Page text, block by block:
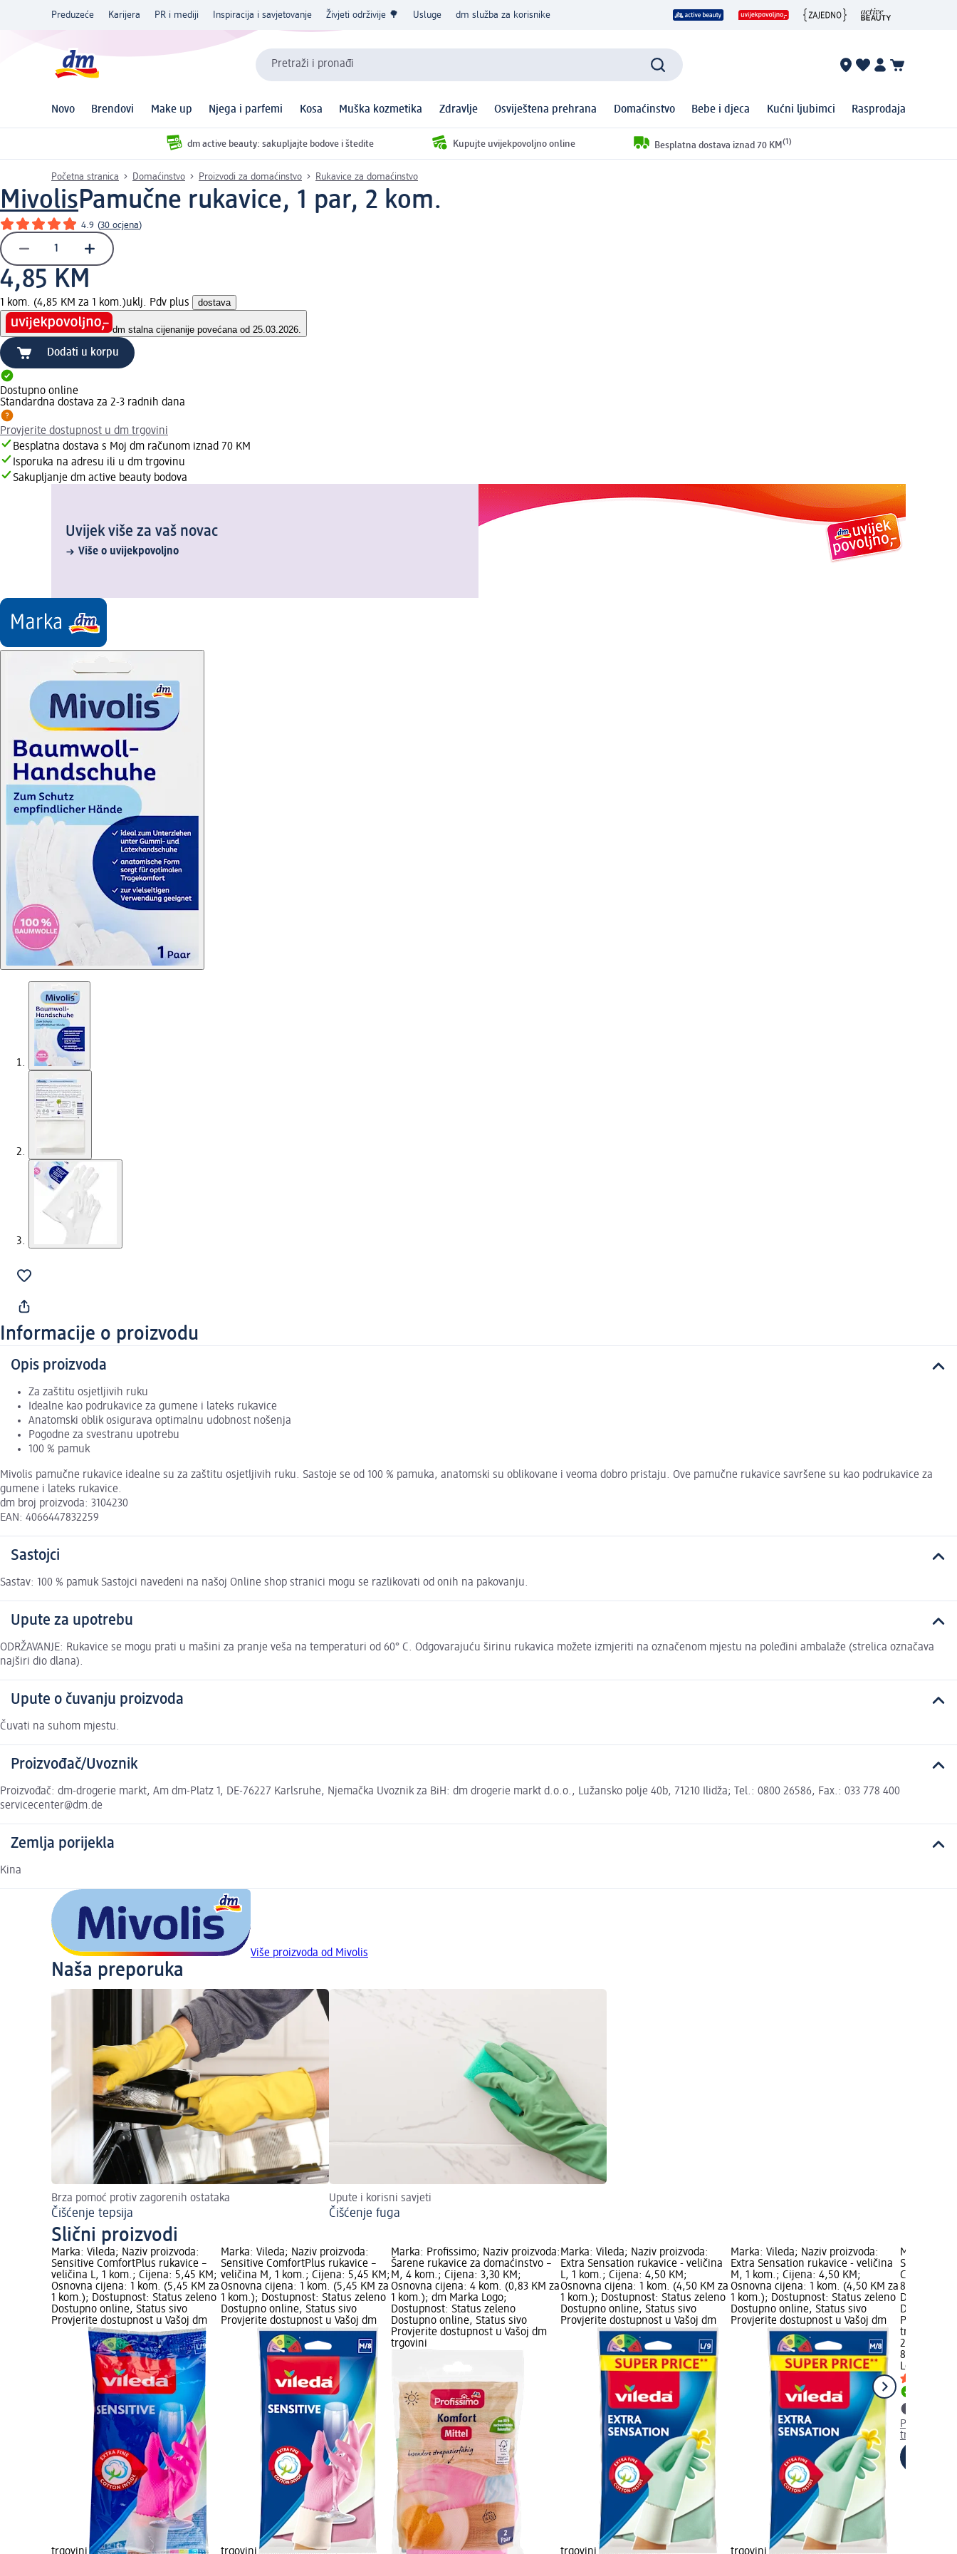
Preduzeće Karijera PR i mediji Inspiracija i savjetovanje Živjeti održivije 🌳 Usluge dm služba za korisnike
Pretraži i pronađi
Novo Brendovi Make up Njega i parfemi Kosa Muška kozmetika Zdravlje Osviještena prehrana Domaćinstvo Bebe i djeca Kućni ljubimci Rasprodaja
dm active beauty: sakupljajte bodove i štedite Kupujte uvijekpovoljno online Besplatna dostava iznad 70 KM (1)
Početna stranica Domaćinstvo Proizvodi za domaćinstvo Rukavice za domaćinstvo
MivolisPamučne rukavice, 1 par, 2 kom.
4.9 (30 ocjena)
4,85 KM
1 kom. (4,85 KM za 1 kom.)uklj. Pdv plus dostava
dm stalna cijenanije povećana od 25.03.2026.
Dodati u korpu
Dostupno online
Standardna dostava za 2-3 radnih dana
Provjerite dostupnost u dm trgovini
Besplatna dostava s Moj dm računom iznad 70 KM
Isporuka na adresu ili u dm trgovinu
Sakupljanje dm active beauty bodova
Uvijek više za vaš novac
Više o uvijekpovoljno
Informacije o proizvodu
Opis proizvoda
Za zaštitu osjetljivih ruku
Idealne kao podrukavice za gumene i lateks rukavice
Anatomski oblik osigurava optimalnu udobnost nošenja
Pogodne za svestranu upotrebu
100 % pamuk
Mivolis pamučne rukavice idealne su za zaštitu osjetljivih ruku. Sastoje se od 100 % pamuka, anatomski su oblikovane i veoma dobro pristaju. Ove pamučne rukavice savršene su kao podrukavice za
gumene i lateks rukavice.
dm broj proizvoda: 3104230
EAN: 4066447832259
Sastojci
Sastav: 100 % pamuk Sastojci navedeni na našoj Online shop stranici mogu se razlikovati od onih na pakovanju.
Upute za upotrebu
ODRŽAVANJE: Rukavice se mogu prati u mašini za pranje veša na temperaturi od 60° C. Odgovarajuću širinu rukavica možete izmjeriti na označenom mjestu na poleđini ambalaže (strelica označava
najširi dio dlana).
Upute o čuvanju proizvoda
Čuvati na suhom mjestu.
Proizvođač/Uvoznik
Proizvođač: dm-drogerie markt, Am dm-Platz 1, DE-76227 Karlsruhe, Njemačka Uvoznik za BiH: dm drogerie markt d.o.o., Lužansko polje 40b, 71210 Ilidža; Tel.: 0800 26586, Fax.: 033 778 400
servicecenter@dm.de
Zemlja porijekla
Kina
Više proizvoda od Mivolis
Naša preporuka
Brza pomoć protiv zagorenih ostataka
Čišćenje tepsija
Upute i korisni savjeti
Čišćenje fuga
Slični proizvodi
Marka: Vileda; Naziv proizvoda:
Sensitive ComfortPlus rukavice –
veličina L, 1 kom.; Cijena: 5,45 KM;
Osnovna cijena: 1 kom. (5,45 KM za
1 kom.); Dostupnost: Status zeleno
Dostupno online, Status sivo
Provjerite dostupnost u Vašoj dm
Marka: Vileda; Naziv proizvoda:
Sensitive ComfortPlus rukavice –
veličina M, 1 kom.; Cijena: 5,45 KM;
Osnovna cijena: 1 kom. (5,45 KM za
1 kom.); Dostupnost: Status zeleno
Dostupno online, Status sivo
Provjerite dostupnost u Vašoj dm
Marka: Profissimo; Naziv proizvoda:
Šarene rukavice za domaćinstvo –
M, 4 kom.; Cijena: 3,30 KM;
Osnovna cijena: 4 kom. (0,83 KM za
1 kom.); dm Marka Logo;
Dostupnost: Status zeleno
Dostupno online, Status sivo
Provjerite dostupnost u Vašoj dm
trgovini
Marka: Vileda; Naziv proizvoda:
Extra Sensation rukavice - veličina
L, 1 kom.; Cijena: 4,50 KM;
Osnovna cijena: 1 kom. (4,50 KM za
1 kom.); Dostupnost: Status zeleno
Dostupno online, Status sivo
Provjerite dostupnost u Vašoj dm
Marka: Vileda; Naziv proizvoda:
Extra Sensation rukavice - veličina
M, 1 kom.; Cijena: 4,50 KM;
Osnovna cijena: 1 kom. (4,50 KM za
1 kom.); Dostupnost: Status zeleno
Dostupno online, Status sivo
Provjerite dostupnost u Vašoj dm
Marka:
Sensitive
Cijena:
85 kom.
Dostupno
Provjerite
trgovini
2,85 KM
85 kom.
Lolete
Provjerite
trgovini